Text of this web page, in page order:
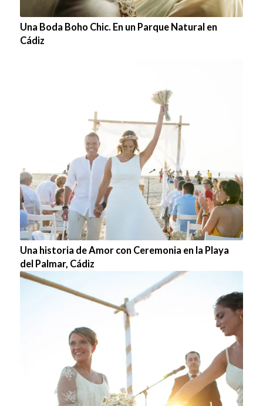
Una Boda Boho Chic. En un Parque Natural en
Cádiz
Una historia de Amor con Ceremonia en la Playa
del Palmar, Cádiz